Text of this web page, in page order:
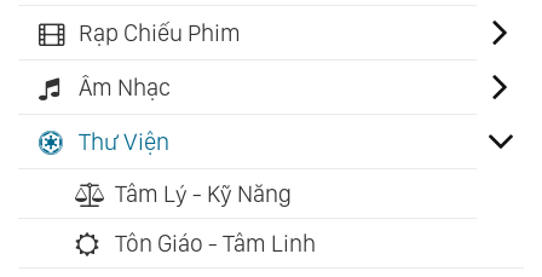
Rạp Chiếu Phim
Âm Nhạc
Thư Viện
Tâm Lý - Kỹ Năng
Tôn Giáo - Tâm Linh